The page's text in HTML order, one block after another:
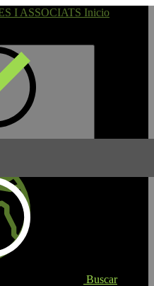
Buscar
Inicio